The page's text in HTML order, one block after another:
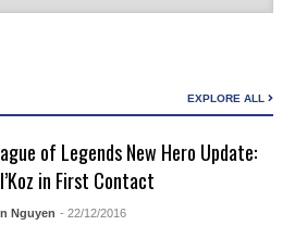
EXPLORE ALL
of Legends New Hero Update:
in First Contact
Nguyen - 22/12/2016